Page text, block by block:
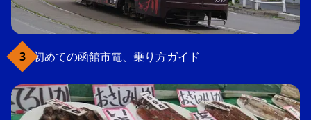
初めての函館市電、乗り方ガイド